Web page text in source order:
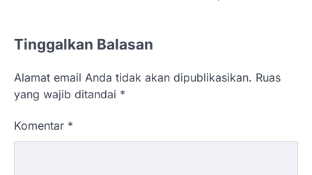
Tinggalkan Balasan
Alamat email Anda tidak akan dipublikasikan. Ruas
yang wajib ditandai *
Komentar *